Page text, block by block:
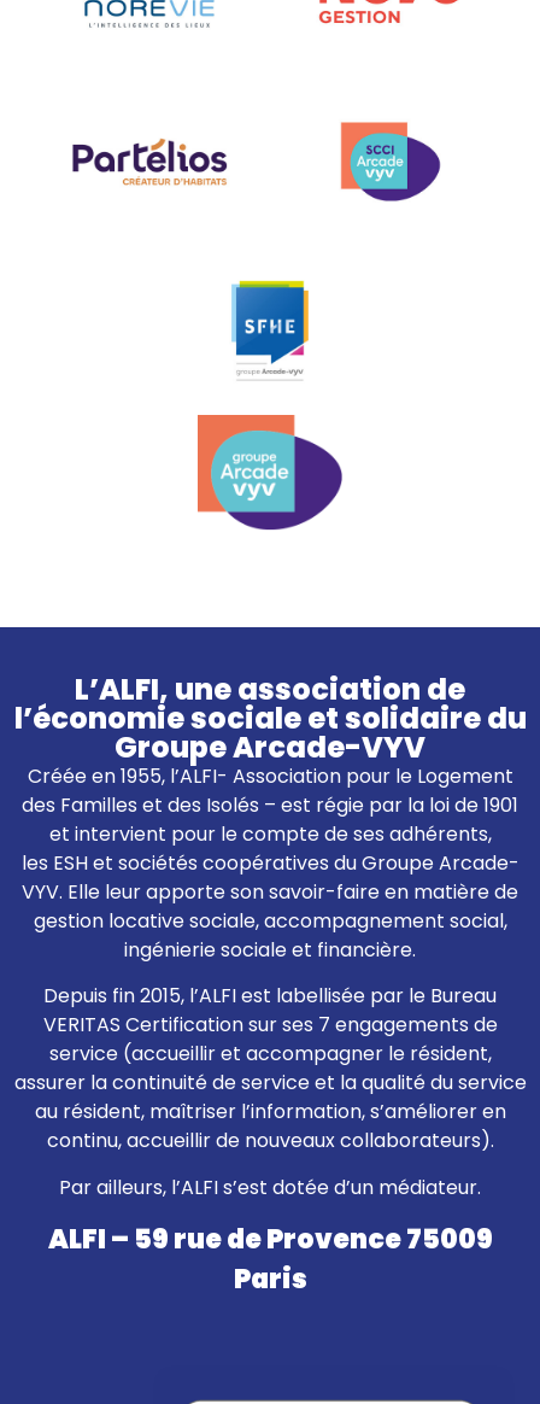
L’ALFI, une association de
l’économie sociale et solidaire du
Groupe Arcade-VYV
Créée en 1955, l’ALFI- Association pour le Logement
des Familles et des Isolés – est régie par la loi de 1901
et intervient pour le compte de ses adhérents,
les ESH et sociétés coopératives du Groupe Arcade-
VYV. Elle leur apporte son savoir-faire en matière de
gestion locative sociale, accompagnement social,
ingénierie sociale et financière.
Depuis fin 2015, l’ALFI est labellisée par le Bureau
VERITAS Certification sur ses 7 engagements de
service (accueillir et accompagner le résident,
assurer la continuité de service et la qualité du service
au résident, maîtriser l’information, s’améliorer en
continu, accueillir de nouveaux collaborateurs).
Par ailleurs, l’ALFI s’est dotée d’un médiateur.
ALFI – 59 rue de Provence 75009
Paris